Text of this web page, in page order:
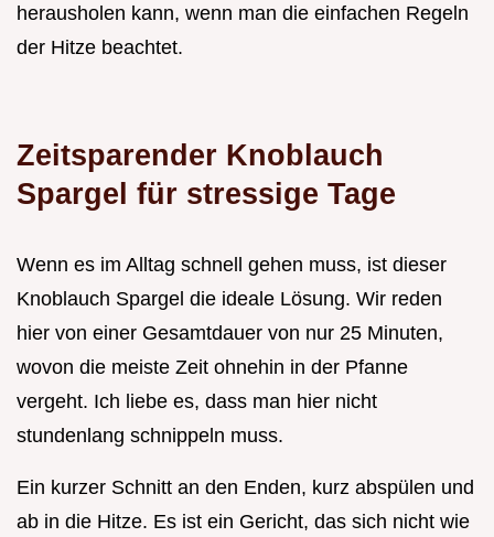
herausholen kann, wenn man die einfachen Regeln
der Hitze beachtet.
Zeitsparender Knoblauch
Spargel für stressige Tage
Wenn es im Alltag schnell gehen muss, ist dieser
Knoblauch Spargel die ideale Lösung. Wir reden
hier von einer Gesamtdauer von nur 25 Minuten,
wovon die meiste Zeit ohnehin in der Pfanne
vergeht. Ich liebe es, dass man hier nicht
stundenlang schnippeln muss.
Ein kurzer Schnitt an den Enden, kurz abspülen und
ab in die Hitze. Es ist ein Gericht, das sich nicht wie